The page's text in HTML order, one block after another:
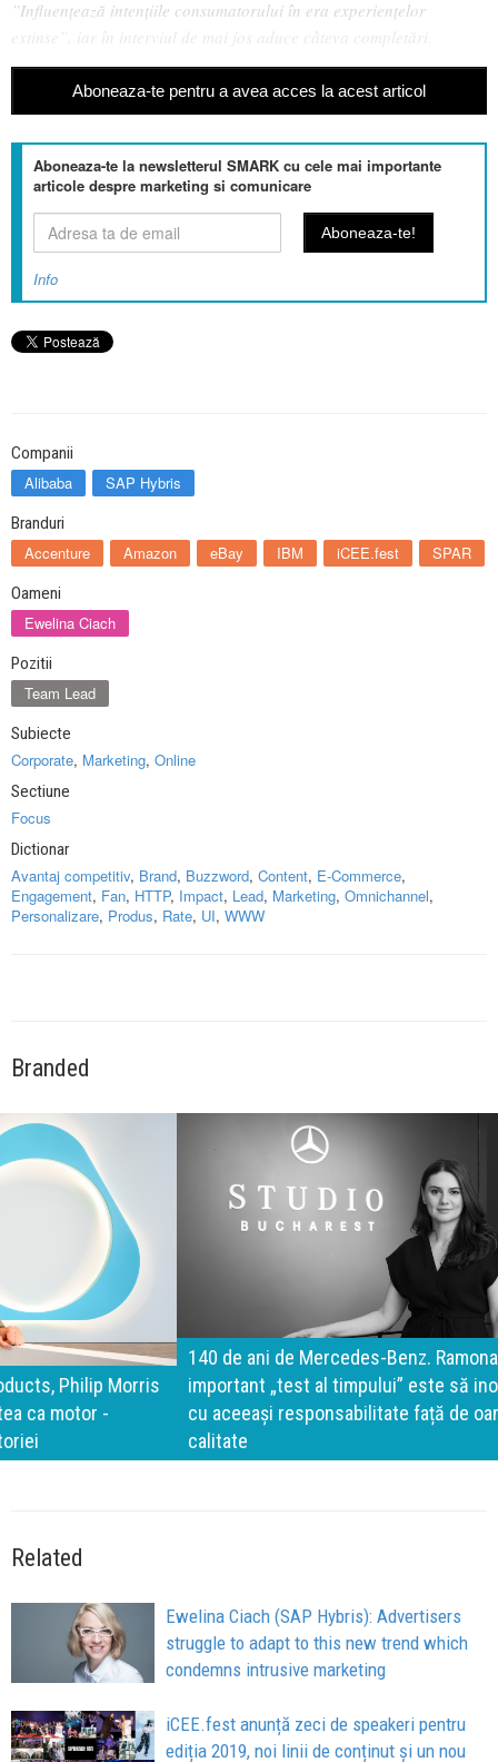
”Influențează intențiile consumatorului în era experiențelor
extinse”, iar în interviul de mai jos aduce câteva completări.
Aboneaza-te pentru a avea acces la acest articol
Aboneaza-te la newsletterul SMARK cu cele mai importante
articole despre marketing si comunicare
Info
Companii
Alibaba SAP Hybris
Branduri
Accenture Amazon eBay IBM iCEE.fest SPAR
Oameni
Ewelina Ciach
Pozitii
Team Lead
Subiecte
Corporate, Marketing, Online
Sectiune
Focus
Dictionar
Avantaj competitiv, Brand, Buzzword, Content, E-Commerce,
Engagement, Fan, HTTP, Impact, Lead, Marketing, Omnichannel,
Personalizare, Produs, Rate, UI, WWW
Branded
140 de ani de Mercedes-Benz. Ramona Pîrlog: Cel mai
important „test al timpului” este să inovăm constant, dar
cu aceeași responsabilitate față de oameni, siguranță și
calitate
Related
Ewelina Ciach (SAP Hybris): Advertisers
struggle to adapt to this new trend which
condemns intrusive marketing
iCEE.fest anunță zeci de speakeri pentru
ediția 2019, noi linii de conținut și un nou